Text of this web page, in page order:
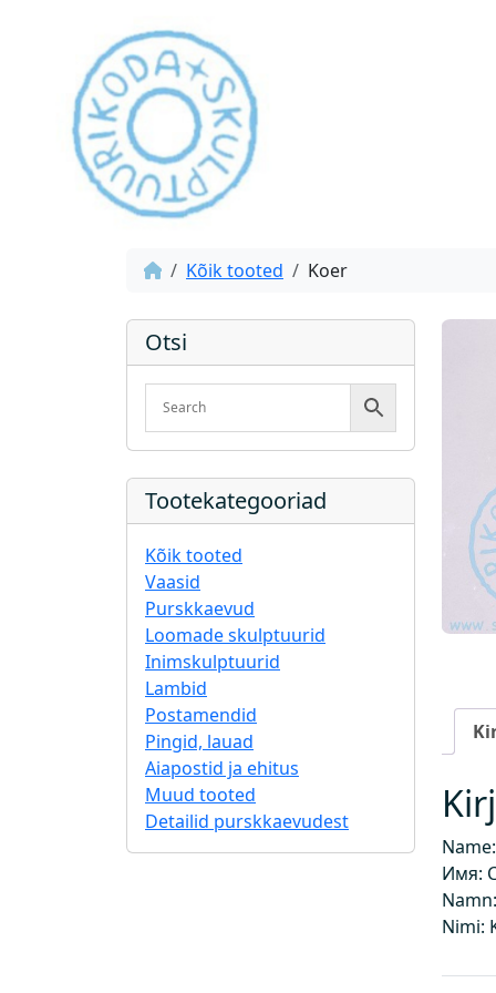
Kõik tooted Koer
Otsi
Tootekategooriad
Kõik tooted
Vaasid
Purskkaevud
Loomade skulptuurid
Inimskulptuurid
Lambid
Postamendid
Pingid, lauad
Aiapostid ja ehitus
Muud tooted
Detailid purskkaevudest
Имя:
Nimi: